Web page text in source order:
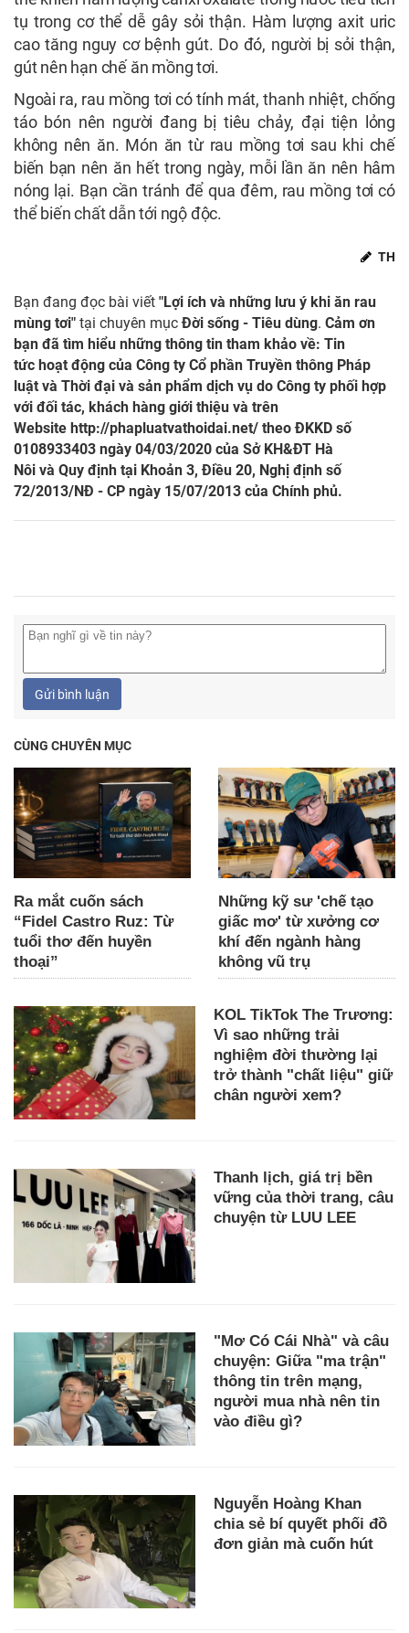
tụ trong cơ thể dễ gây sỏi thận. Hàm lượng axit uric
cao tăng nguy cơ bệnh gút. Do đó, người bị sỏi thận,
gút nên hạn chế ăn mồng tơi.
Ngoài ra, rau mồng tơi có tính mát, thanh nhiệt, chống
táo bón nên người đang bị tiêu chảy, đại tiện lỏng
không nên ăn. Món ăn từ rau mồng tơi sau khi chế
biến bạn nên ăn hết trong ngày, mỗi lần ăn nên hâm
nóng lại. Bạn cần tránh để qua đêm, rau mồng tơi có
thể biến chất dẫn tới ngộ độc.
TH
Bạn đang đọc bài viết "Lợi ích và những lưu ý khi ăn rau
mùng tơi" tại chuyên mụcĐời sống - Tiêu dùng. Cảm ơn
bạn đã tìm hiểu những thông tin tham khảo về: Tin
tức hoạt động của Công ty Cổ phần Truyền thông Pháp
luật và Thời đại và sản phẩm dịch vụ do Công ty phối hợp
với đối tác, khách hàng giới thiệu và trên
Website http://phapluatvathoidai.net/ theo ĐKKD số
0108933403 ngày 04/03/2020 của Sở KH&ĐT Hà
Nôi và Quy định tại Khoản 3, Điều 20, Nghị định số
72/2013/NĐ - CP ngày 15/07/2013 của Chính phủ.
Gửi bình luận
CÙNG CHUYÊN MỤC
Ra mắt cuốn sách
“Fidel Castro Ruz: Từ
tuổi thơ đến huyền
thoại”
Những kỹ sư 'chế tạo
giấc mơ' từ xưởng cơ
khí đến ngành hàng
không vũ trụ
KOL TikTok The Trương:
Vì sao những trải
nghiệm đời thường lại
trở thành "chất liệu" giữ
chân người xem?
Thanh lịch, giá trị bền
vững của thời trang, câu
chuyện từ LUU LEE
"Mơ Có Cái Nhà" và câu
chuyện: Giữa "ma trận"
thông tin trên mạng,
người mua nhà nên tin
vào điều gì?
Nguyễn Hoàng Khan
chia sẻ bí quyết phối đồ
đơn giản mà cuốn hút